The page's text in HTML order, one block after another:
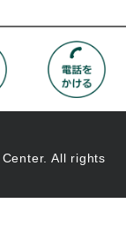
All rights